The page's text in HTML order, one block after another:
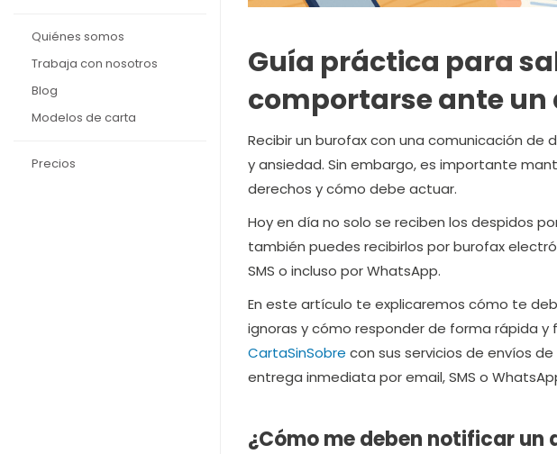
Quiénes somos
Trabaja con nosotros
Blog
Modelos de carta
Precios
Guía práctica para
comportarse ante
Recibir un burofax con una comunicación
y ansiedad. Sin embargo, es importante
derechos y cómo debe actuar.
Hoy en día no solo se reciben los despidos
también puedes recibirlos por burofax
SMS o incluso por WhatsApp.
En este artículo te explicaremos cómo te
ignoras y cómo responder de forma rápida
CartaSinSobre con sus servicios de envíos de
entrega inmediata por email, SMS o
¿Cómo me deben notificar un